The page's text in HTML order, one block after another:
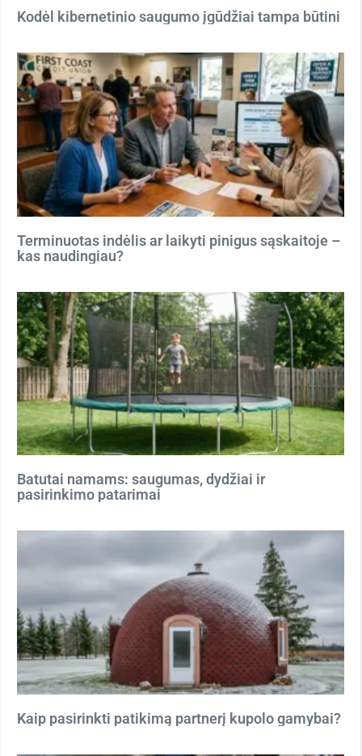
Kodėl kibernetinio saugumo įgūdžiai tampa būtini
Terminuotas indėlis ar laikyti pinigus sąskaitoje –
kas naudingiau?
Batutai namams: saugumas, dydžiai ir
pasirinkimo patarimai
Kaip pasirinkti patikimą partnerį kupolo gamybai?